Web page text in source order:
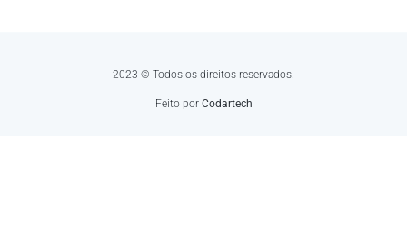
2023 © Todos os direitos reservados.
Feito por Codartech